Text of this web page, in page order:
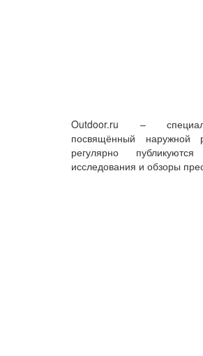
Outdoor.ru –
посвящённый наружной
регулярно
исследования и обзоры